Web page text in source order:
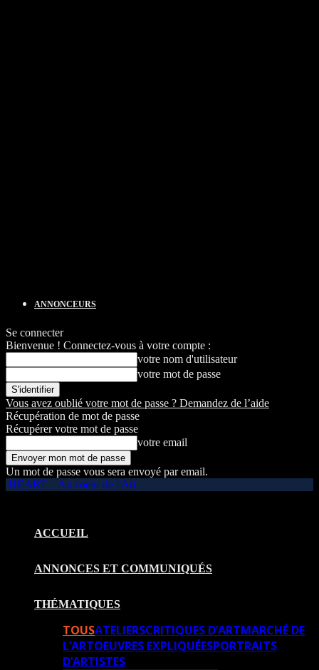
ANNONCEURS
Se connecter
Bienvenue ! Connectez-vous à votre compte :
votre nom d'utilisateur
votre mot de passe
Vous avez oublié votre mot de passe ? Demandez de l’aide
Récupération de mot de passe
Récupérer votre mot de passe
votre email
Un mot de passe vous sera envoyé par email.
HEART – Au coeur de l'Art
ACCUEIL
ANNONCES ET COMMUNIQUÉS
THÉMATIQUES
TOUSATELIERSCRITIQUES D’ARTMARCHÉ DE
L’ARTOEUVRES EXPLIQUÉESPORTRAITS
D’ARTISTES